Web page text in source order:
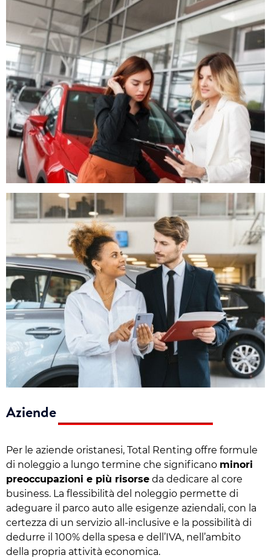
Aziende
Per le aziende oristanesi, Total Renting offre formule
di noleggio a lungo termine che significano minori
preoccupazioni e più risorse da dedicare al core
business. La flessibilità del noleggio permette di
adeguare il parco auto alle esigenze aziendali, con la
certezza di un servizio all-inclusive e la possibilità di
dedurre il 100% della spesa e dell’IVA, nell’ambito
della propria attività economica.